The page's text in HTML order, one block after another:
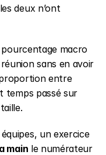
deux n’ont
macro
sans en avoir
entre
un exercice
main le numérateur